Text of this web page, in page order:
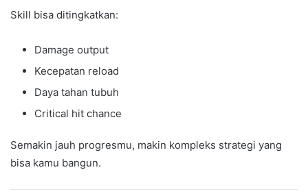
Skill bisa ditingkatkan:
Damage output
Kecepatan reload
Daya tahan tubuh
Critical hit chance
Semakin jauh progresmu, makin kompleks strategi yang
bisa kamu bangun.